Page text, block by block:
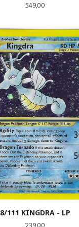
Pris
549,00
LES MER
8/111 KINGDRA - LP
Pris